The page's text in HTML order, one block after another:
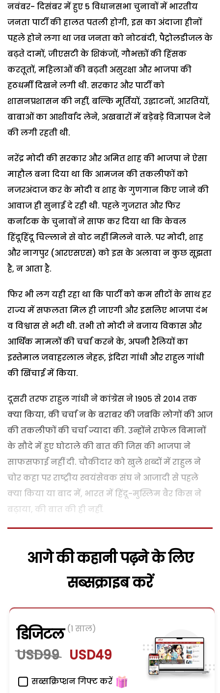
नवंबर- दिसंबर में हुए 5 विधानसभा चुनावों में भारतीय
जनता पार्टी की हालत पतली होगी, इस का अंदाजा हीनों
पहले होने लगा था जब जनता को नोटबंदी, पैट्रोलडीजल के
बढ़ते दामों, जीएसटी के शिकंजों, गौभक्तों की हिंसक
करतूतों, महिलाओं की बढ़ती असुरक्षा और भाजपा की
हठधर्मी दिखने लगी थी. सरकार और पार्टी को
शासनप्रशासन की नहीं, बल्कि मूर्तियों, उद्घाटनों, आरतियों,
बाबाओं का आशीर्वाद लेने, अखबारों में बड़ेबड़े विज्ञापन देने
की लगी रहती थी.
नरेंद्र मोदी की सरकार और अमित शाह की भाजपा ने ऐसा
माहौल बना दिया था कि आमजन की तकलीफों को
नजरअंदाज कर के मोदी व शाह के गुणगान किए जाने की
आवाज ही सुनाई दे रही थी. पहले गुजरात और फिर
कर्नाटक के चुनावों ने साफ कर दिया था कि केवल
हिंदूहिंदू चिल्लाने से वोट नहीं मिलने वाले. पर मोदी, शाह
और नागपुर (आरएसएस) को इस के अलावा न कुछ सूझता
है, न आता है.
फिर भी लग यही रहा था कि पार्टी को कम सीटों के साथ हर
राज्य में सफलता मिल ही जाएगी और इसलिए भाजपा दंभ
व विश्वास से भरी थी. तभी तो मोदी ने बजाय विकास और
आर्थिक मामलों की चर्चा करने के, अपनी रैलियों का
इस्तेमाल जवाहरलाल नेहरू, इंदिरा गांधी और राहुल गांधी
की खिंचाई में किया.
दूसरी तरफ राहुल गांधी ने कांग्रेस ने 1905 से 2014 तक
क्या किया, की चर्चा न के बराबर की जबकि लोगों की आज
की तकलीफों की चर्चा ज्यादा की. उन्होंने राफेल विमानों
के सौदे में हुए घोटाले की बात की जिस की भाजपा ने
साफसफाई नहीं दी. चौकीदार को खुले शब्दों में राहुल ने
चोर कहा पर राष्ट्रीय स्वयंसेवक संघ ने आजादी से पहले
क्या किया या बाद में, भारत में हिंदू-मुस्लिम बैर किस ने
बढ़ाया, की बात की ही नहीं.
आगे की कहानी पढ़ने के लिए
सब्सक्राइब करें
डिजिटल (1 साल)
USD99 USD49
सब्सक्रिप्शन गिफ्ट करें